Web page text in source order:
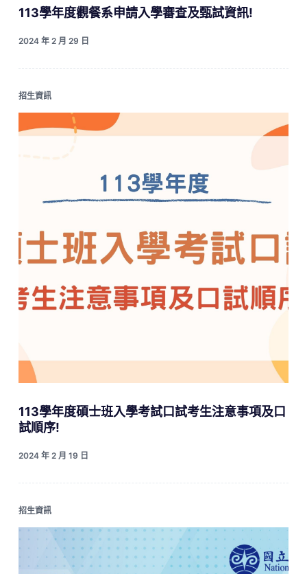
113學年度觀餐系申請入學審查及甄試資訊!
2024 年 2 月 29 日
招生資訊
113學年度碩士班入學考試口試考生注意事項及口
試順序!
2024 年 2 月 19 日
招生資訊